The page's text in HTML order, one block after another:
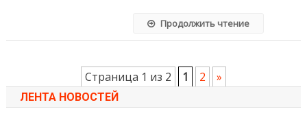
Продолжить чтение
Страница 1 из 2 1 2 »
ЛЕНТА НОВОСТЕЙ